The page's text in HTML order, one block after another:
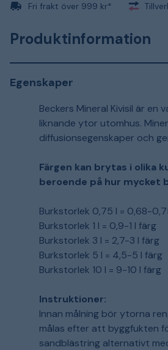
Fri frakt över 999 kr*
Produktinformation
Egenskaper
Beckers Mineral Kivisil är
liknande ytor utomhus.
diffusionsegenskaper och
Färgen kan brytas i olika
beroende på hur mycket
Burkstorlek 0,75 l = 0,68-
Burkstorlek 1 l = 0,9-1 l färg
Burkstorlek 3 l = 2,7-3 l färg
Burkstorlek 5 l = 4,5-5 l färg
Burkstorlek 10 l = 9-10 l färg
Instruktioner:
Innan målning bör ytorna
målas efter att byggfukten
sandblästring alternativt